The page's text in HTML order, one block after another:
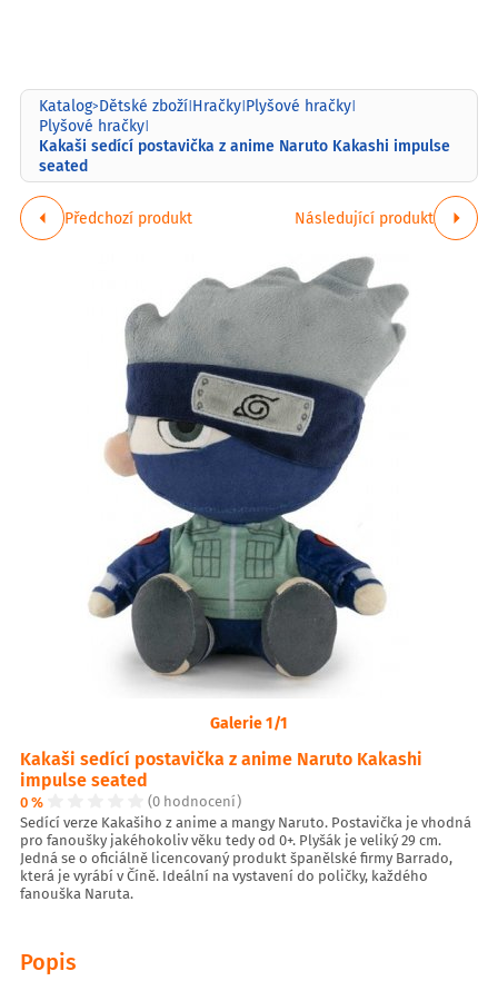
Katalog>Dětské zboží|Hračky|Plyšové hračky|
Plyšové hračky|
Kakaši sedící postavička z anime Naruto Kakashi impulse
seated
Předchozí produkt Následující produkt
Galerie 1/1
Kakaši sedící postavička z anime Naruto Kakashi
impulse seated
0 %
(0 hodnocení)
Sedící verze Kakašiho z anime a mangy Naruto. Postavička je vhodná
pro fanoušky jakéhokoliv věku tedy od 0+. Plyšák je veliký 29 cm.
Jedná se o oficiálně licencovaný produkt španělské firmy Barrado,
která je vyrábí v Číně. Ideální na vystavení do poličky, každého
fanouška Naruta.
Popis